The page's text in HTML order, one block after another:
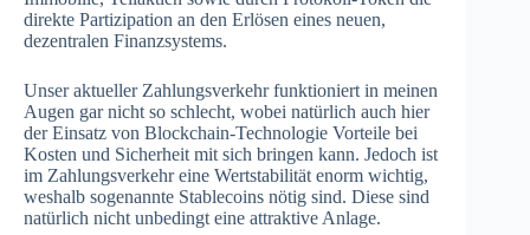
direkte Partizipation an den Erlösen eines neuen,
dezentralen Finanzsystems.
Unser aktueller Zahlungsverkehr funktioniert in meinen
Augen gar nicht so schlecht, wobei natürlich auch hier
der Einsatz von Blockchain-Technologie Vorteile bei
Kosten und Sicherheit mit sich bringen kann. Jedoch ist
im Zahlungsverkehr eine Wertstabilität enorm wichtig,
weshalb sogenannte Stablecoins nötig sind. Diese sind
natürlich nicht unbedingt eine attraktive Anlage.